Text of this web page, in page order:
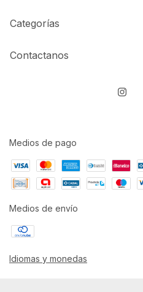
Categorías
Contactanos
Medios de pago
Medios de envío
Idiomas y monedas